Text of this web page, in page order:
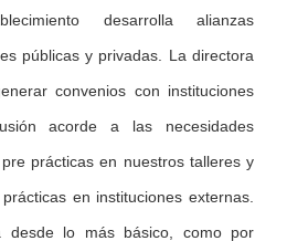
desarrolla alianzas
públicas y privadas. La directora
convenios con instituciones
acorde a las necesidades
prácticas en nuestros talleres y
en instituciones externas.
desde lo más básico, como por